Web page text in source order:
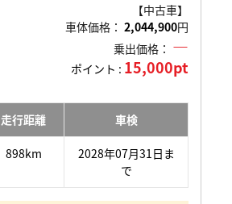
【中古車】
車体価格： 2,044,900円
乗出価格： ―
ポイント : 15,000pt
走行距離 車検
898km
2028年07月31日ま
で